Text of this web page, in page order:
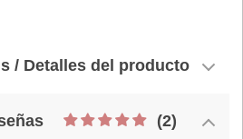
/ Detalles del producto
(2)